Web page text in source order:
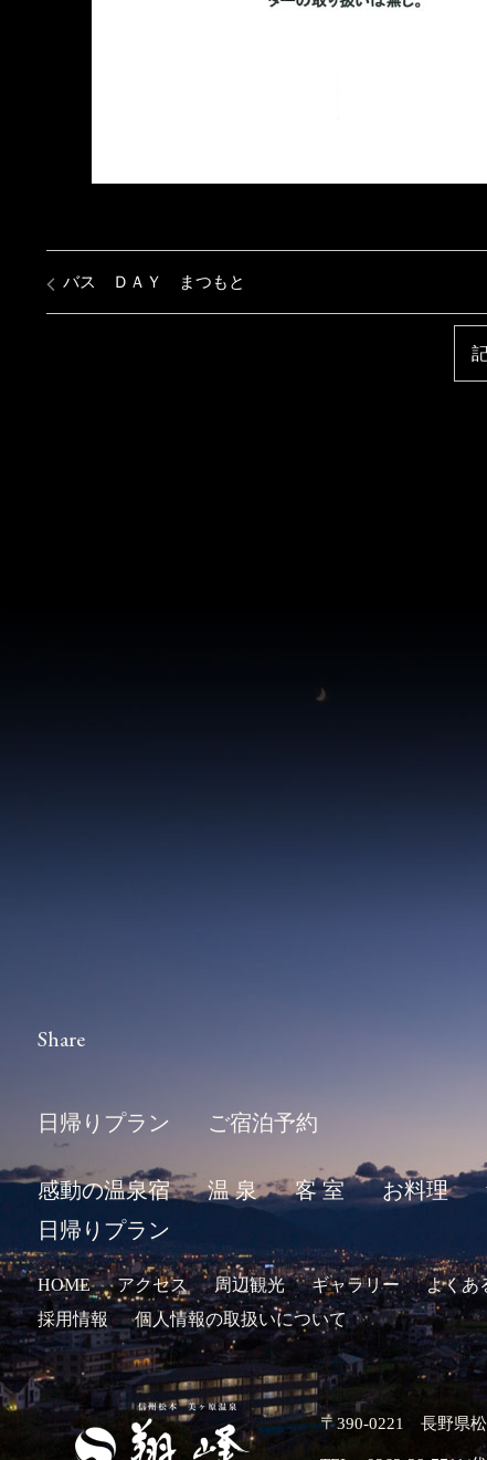
バス ＤＡＹ まつもと
Share
日帰りプラン ご宿泊予約
感動の温泉宿 温 泉 客 室 お料理
日帰りプラン
HOME アクセス 周辺観光 ギャラリー よくあ
採用情報
個人情報の取扱いについて
〒390-0221 長野県